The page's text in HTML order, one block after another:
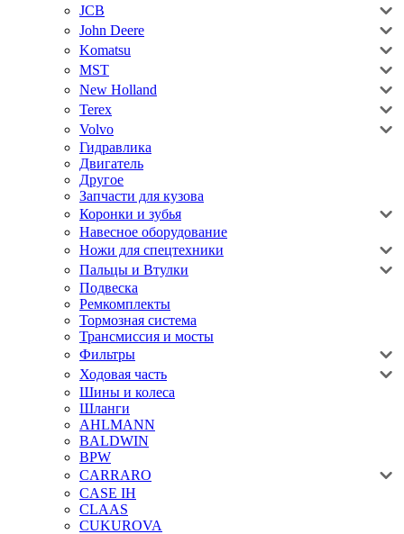
JCB
John Deere
Komatsu
MST
New Holland
Terex
Volvo
Гидравлика
Двигатель
Другое
Запчасти для кузова
Коронки и зубья
Навесное оборудование
Ножи для спецтехники
Пальцы и Втулки
Подвеска
Ремкомплекты
Тормозная система
Трансмиссия и мосты
Фильтры
Ходовая часть
Шины и колеса
Шланги
AHLMANN
BALDWIN
BPW
CARRARO
CASE IH
CLAAS
CUKUROVA